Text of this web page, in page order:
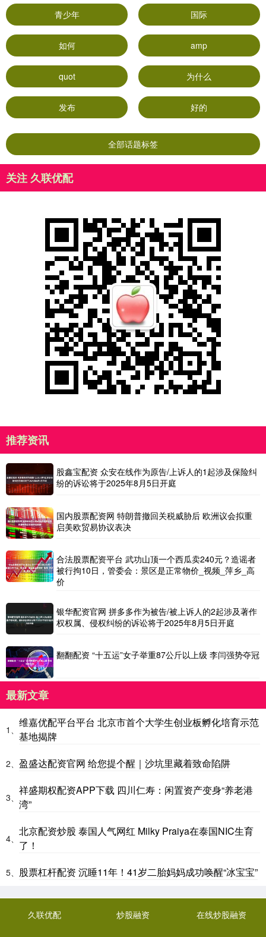
青少年 国际
如何 amp
quot 为什么
发布 好的
全部话题标签
关注 久联优配
推荐资讯
股鑫宝配资 众安在线作为原告/上诉人的1起涉及保险纠
纷的诉讼将于2025年8月5日开庭
国内股票配资网 特朗普撤回关税威胁后 欧洲议会拟重
启美欧贸易协议表决
合法股票配资平台 武功山顶一个西瓜卖240元？造谣者
被行拘10日，管委会：景区是正常物价_视频_萍乡_高
价
银华配资官网 拼多多作为被告/被上诉人的2起涉及著作
权权属、侵权纠纷的诉讼将于2025年8月5日开庭
翻翻配资 “十五运”女子举重87公斤以上级 李闫强势夺冠
最新文章
1、
维嘉优配平台平台 北京市首个大学生创业板孵化培育示范
基地揭牌
2、 盈盛达配资官网 给您提个醒｜沙坑里藏着致命陷阱
3、
祥盛期权配资APP下载 四川仁寿：闲置资产变身“养老港
湾”
4、
北京配资炒股 泰国人气网红 Milky Praiya在泰国NIC生育
了！
5、 股票杠杆配资 沉睡11年！41岁二胎妈妈成功唤醒“冰宝宝”
久联优配 炒股融资 在线炒股融资